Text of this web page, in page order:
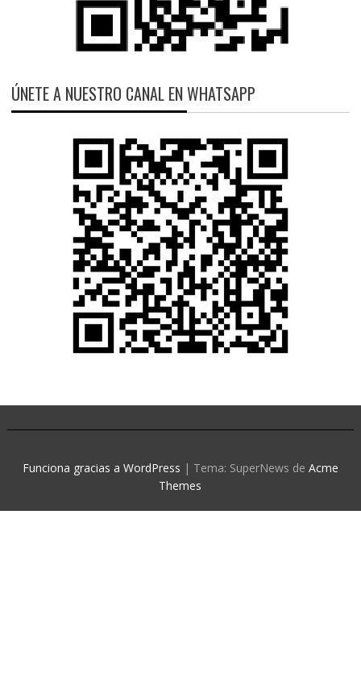
ÚNETE A NUESTRO CANAL EN WHATSAPP
Funciona gracias a WordPress | Tema: SuperNews de Acme
Themes